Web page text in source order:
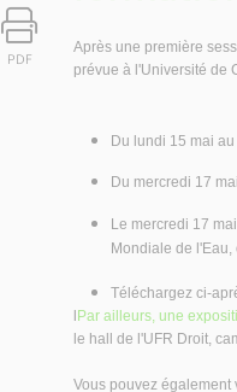
PDF
Après une première
prévue à l'Université de
Du lundi 15 mai
Du mercredi 17
Le mercredi 17
Mondiale de
Téléchargez ci-
Par ailleurs, une
le hall de l'UFR Droit,
Vous pouvez également